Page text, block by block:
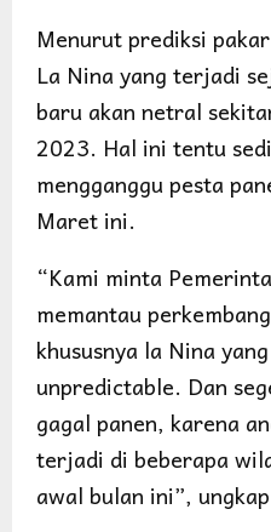
Menurut prediksi
La Nina yang terjadi
baru akan netral
2023. Hal ini tentu
mengganggu pesta
Maret ini.
“Kami minta
memantau
khususnya la Nina
unpredictable. Dan
gagal panen, karena
terjadi di beberapa
awal bulan ini”,